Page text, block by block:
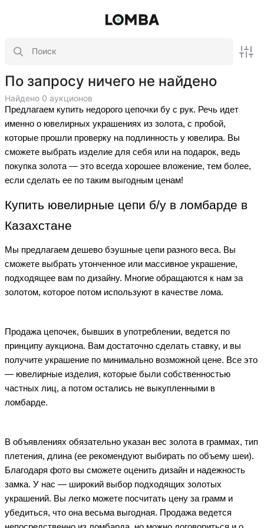
По запросу ничего не найдено
Найдено 0 аукционов
Предлагаем купить недорого цепочки бу с рук. Речь идет
именно о ювелирных украшениях из золота, с пробой,
которые прошли проверку на подлинность у ювелира. Вы
сможете выбрать изделие для себя или на подарок, ведь
покупка золота — это всегда хорошее вложение, тем более,
если сделать ее по таким выгодным ценам!
Купить ювелирные цепи б/у в ломбарде в
Казахстане
Мы предлагаем дешево бэушные цепи разного веса. Вы
сможете выбрать утонченное или массивное украшение,
подходящее вам по дизайну. Многие обращаются к нам за
золотом, которое потом используют в качестве лома.
Продажа цепочек, бывших в употреблении, ведется по
принципу аукциона. Вам достаточно сделать ставку, и вы
получите украшение по минимально возможной цене. Все это
— ювелирные изделия, которые были собственностью
частных лиц, а потом остались не выкупленными в
ломбарде.
В объявлениях обязательно указан вес золота в граммах, тип
плетения, длина (ее рекомендуют выбирать по объему шеи).
Благодаря фото вы сможете оценить дизайн и надежность
замка. У нас — широкий выбор подходящих золотых
украшений. Вы легко можете посчитать цену за грамм и
убедиться, что она весьма выгодная. Продажа ведется